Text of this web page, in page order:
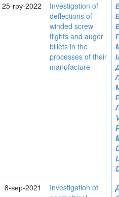
25-гру-2022
Investigation of
deflections of
winded screw
flights and auger
billets in the
processes of their
manufacture
8-вер-2021
Investigation of